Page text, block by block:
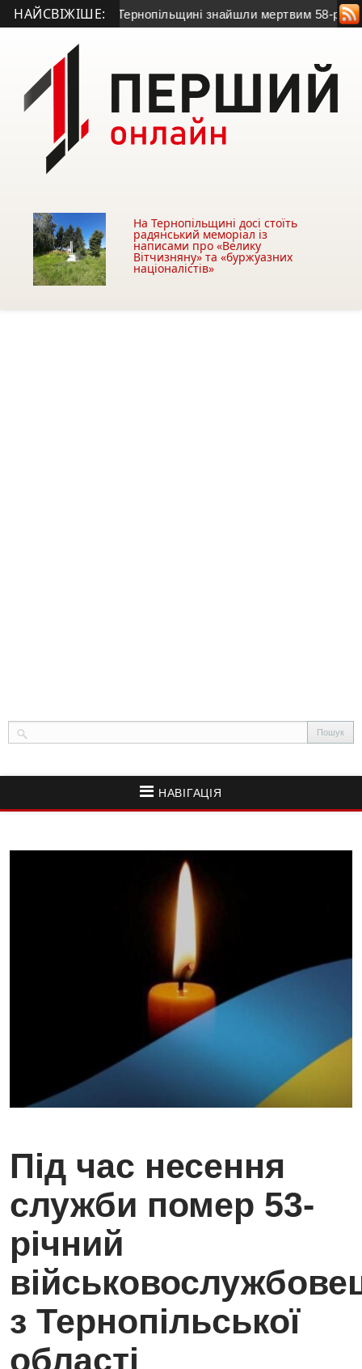
НАЙСВІЖІШЕ:
зв’язок: на Тернопільщині знайшли мертвим 58-річного
На Тернопільщині досі стоїть
радянський меморіал із
написами про «Велику
Вітчизняну» та «буржуазних
націоналістів»
НАВІГАЦІЯ
Під час несення
служби помер 53-
річний
з Тернопільської
області